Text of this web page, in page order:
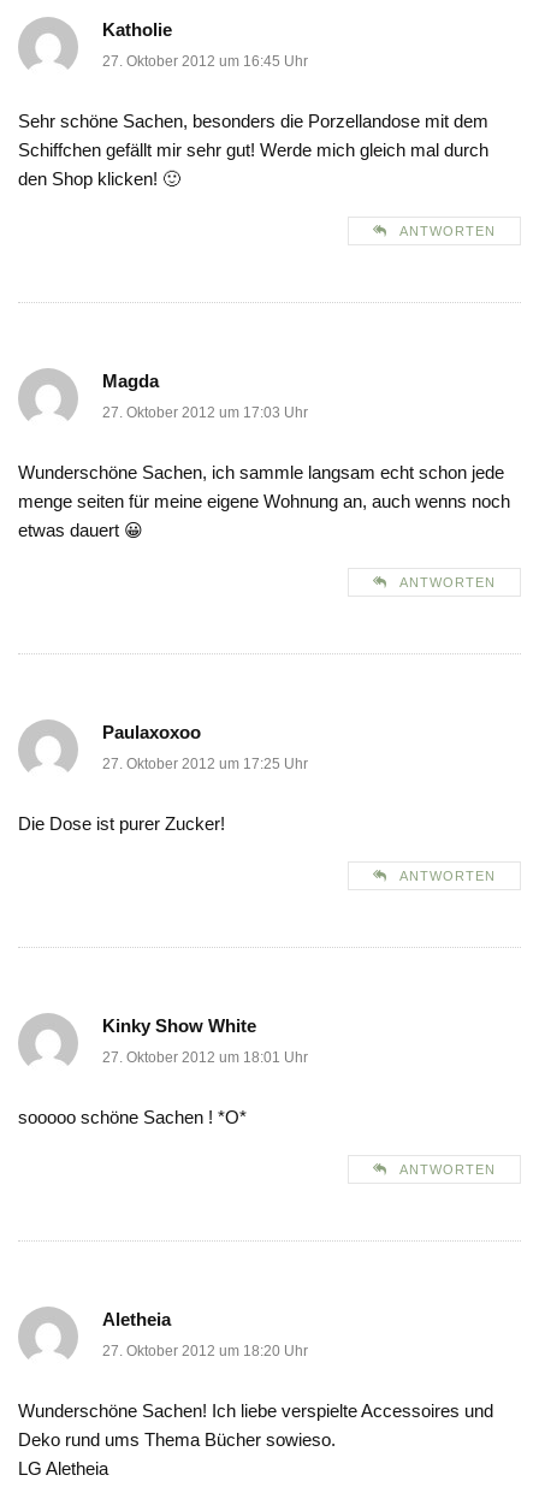
Katholie
27. Oktober 2012 um 16:45 Uhr
Sehr schöne Sachen, besonders die Porzellandose mit dem
Schiffchen gefällt mir sehr gut! Werde mich gleich mal durch
den Shop klicken! 🙂
ANTWORTEN
Magda
27. Oktober 2012 um 17:03 Uhr
Wunderschöne Sachen, ich sammle langsam echt schon jede
menge seiten für meine eigene Wohnung an, auch wenns noch
etwas dauert 😀
ANTWORTEN
Paulaxoxoo
27. Oktober 2012 um 17:25 Uhr
Die Dose ist purer Zucker!
ANTWORTEN
Kinky Show White
27. Oktober 2012 um 18:01 Uhr
sooooo schöne Sachen ! *O*
ANTWORTEN
Aletheia
27. Oktober 2012 um 18:20 Uhr
Wunderschöne Sachen! Ich liebe verspielte Accessoires und
Deko rund ums Thema Bücher sowieso.
LG Aletheia